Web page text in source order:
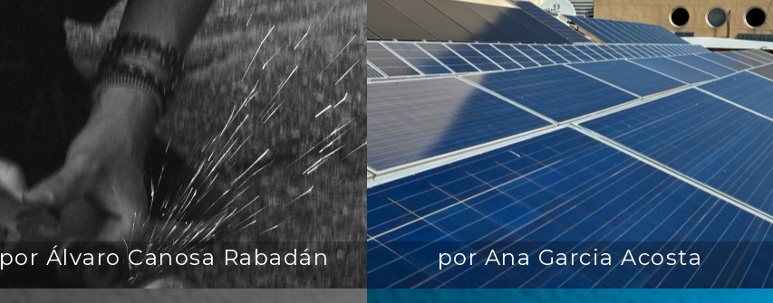
por Álvaro Canosa Rabadán por Ana Garcia Acosta